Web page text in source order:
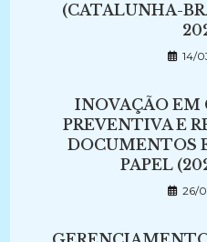
(CATALUNHA-
14/
INOVAÇÃO EM
PREVENTIVA E
DOCUMENTOS
PAPEL
26/